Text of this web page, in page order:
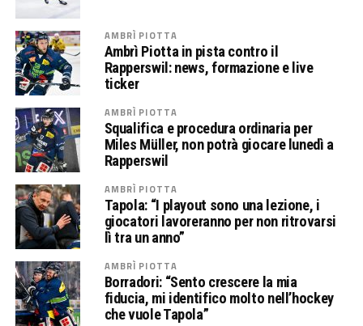
AMBRÌ PIOTTA
Ambrì Piotta in pista contro il
Rapperswil: news, formazione e live
ticker
AMBRÌ PIOTTA
Squalifica e procedura ordinaria per
Miles Müller, non potrà giocare lunedì a
Rapperswil
AMBRÌ PIOTTA
Tapola: “I playout sono una lezione, i
giocatori lavoreranno per non ritrovarsi
lì tra un anno”
AMBRÌ PIOTTA
Borradori: “Sento crescere la mia
fiducia, mi identifico molto nell’hockey
che vuole Tapola”